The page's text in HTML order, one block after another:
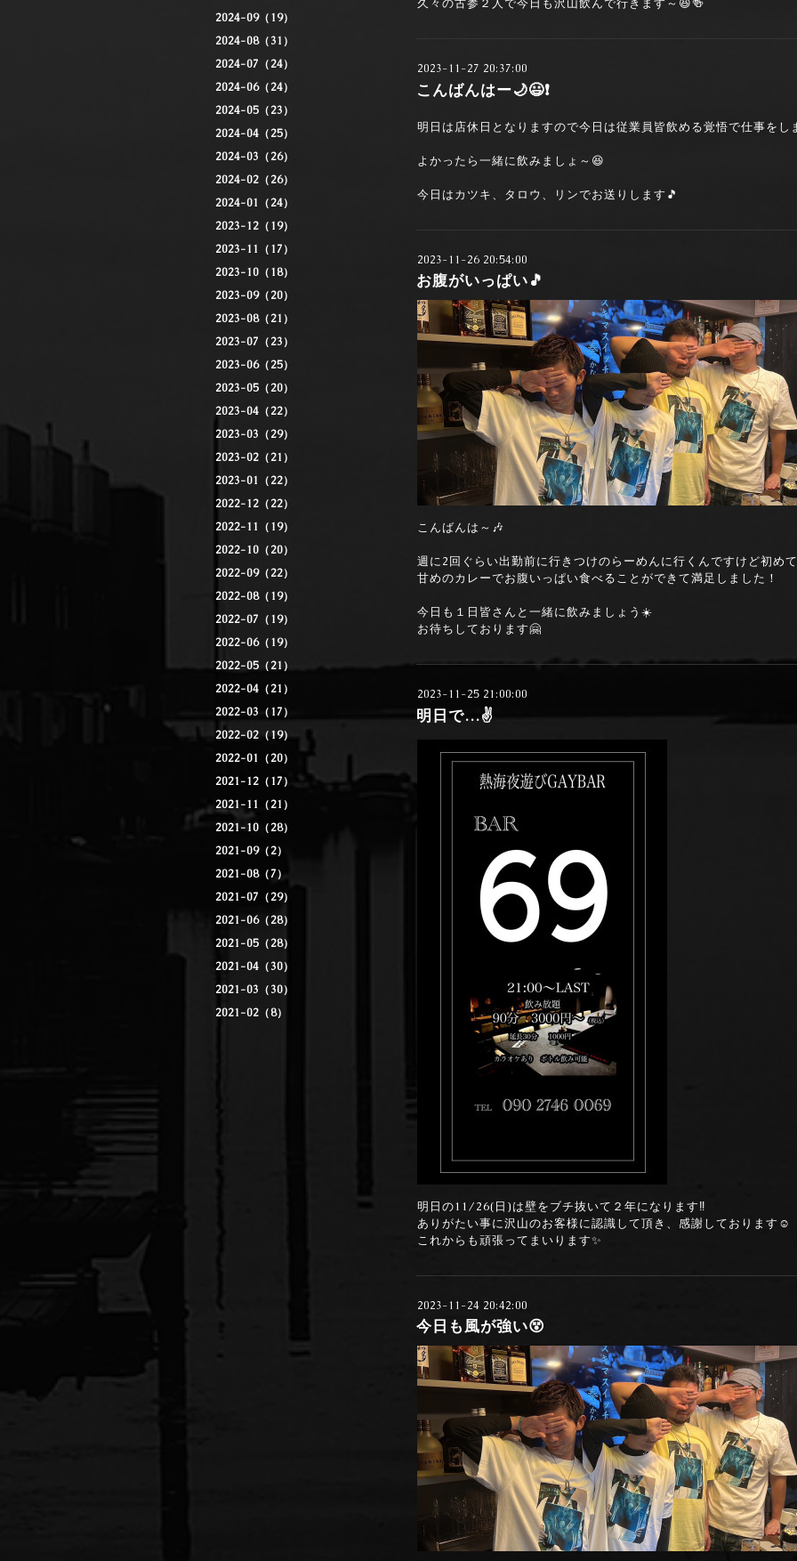
2024-09（19）
2024-08（31）
2024-07（24）
2024-06（24）
2024-05（23）
2024-04（25）
2024-03（26）
2024-02（26）
2024-01（24）
2023-12（19）
2023-11（17）
2023-10（18）
2023-09（20）
2023-08（21）
2023-07（23）
2023-06（25）
2023-05（20）
2023-04（22）
2023-03（29）
2023-02（21）
2023-01（22）
2022-12（22）
2022-11（19）
2022-10（20）
2022-09（22）
2022-08（19）
2022-07（19）
2022-06（19）
2022-05（21）
2022-04（21）
2022-03（17）
2022-02（19）
2022-01（20）
2021-12（17）
2021-11（21）
2021-10（28）
2021-09（2）
2021-08（7）
2021-07（29）
2021-06（28）
2021-05（28）
2021-04（30）
2021-03（30）
2021-02（8）
久々の古参２人で今日も沢山飲んで行きます～😆🍻
2023-11-27 20:37:00
こんばんはー🌙😃❗
明日は店休日となりますので今日は従業員皆飲める覚悟で仕事をし
よかったら一緒に飲みましょ～😆
今日はカツキ、タロウ、リンでお送りします🎵
2023-11-26 20:54:00
お腹がいっぱい🎵
こんばんは～🎶
週に2回ぐらい出勤前に行きつけのらーめんに行くんですけど初め
甘めのカレーでお腹いっぱい食べることができて満足しました！
今日も１日皆さんと一緒に飲みましょう☀️
お待ちしております🤗
2023-11-25 21:00:00
明日で…✌️
明日の11/26(日)は壁をブチ抜いて２年になります‼️
ありがたい事に沢山のお客様に認識して頂き、感謝しております☺️
これからも頑張ってまいります✨
2023-11-24 20:42:00
今日も風が強い😵